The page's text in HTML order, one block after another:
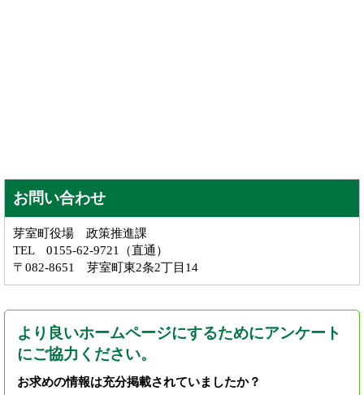
お問い合わせ
芽室町役場 政策推進課
TEL 0155-62-9721（直通）
〒082-8651 芽室町東2条2丁目14
より良いホームページにするためにアンケート
にご協力ください。
お求めの情報は充分掲載されていましたか？